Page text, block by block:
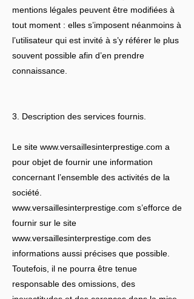
mentions légales peuvent être modifiées à
tout moment : elles s’imposent néanmoins à
l’utilisateur qui est invité à s’y référer le plus
souvent possible afin d’en prendre
connaissance.
3. Description des services fournis.
Le site www.versaillesinterprestige.com a
pour objet de fournir une information
concernant l’ensemble des activités de la
société.
www.versaillesinterprestige.com s’efforce de
fournir sur le site
www.versaillesinterprestige.com des
informations aussi précises que possible.
Toutefois, il ne pourra être tenue
responsable des omissions, des